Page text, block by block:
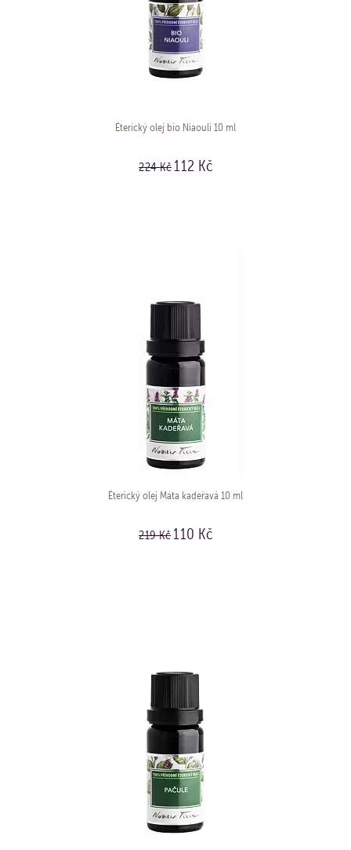
Éterický olej bio Niaouli 10 ml
224 Kč 112 Kč
Éterický olej Máta kadeřavá 10 ml
219 Kč 110 Kč